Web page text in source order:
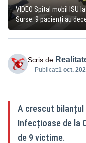
VIDEO Spital mobil ISU
Surse: 9 pacienți au
Scris de
Publicat:1 oct.
A crescut bilanțul
Infecțioase de la
de 9 victime.